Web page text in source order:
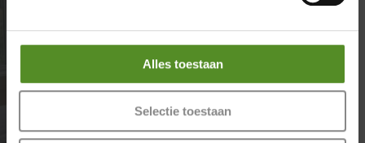
Alles toestaan
Selectie toestaan
Matras kiezen tips voor minder stress en
beter slapen De juiste keuze maken begint
met de juiste matras kiezen tips. Veel mensen
onderschatten hoeveel invloed een matras